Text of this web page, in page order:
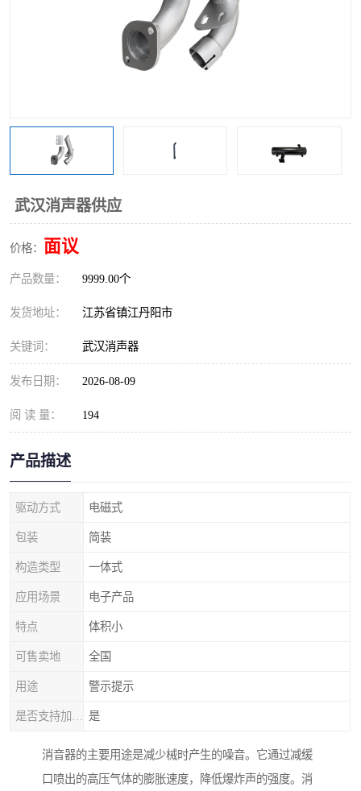
武汉消声器供应
价格： 面议
产品数量： 9999.00个
发货地址： 江苏省镇江丹阳市
关键词： 武汉消声器
发布日期： 2026-08-09
阅 读 量： 194
产品描述
驱动方式 电磁式
包装 简装
构造类型 一体式
应用场景 电子产品
特点 体积小
可售卖地 全国
用途 警示提示
是
消音器的主要用途是减少械时产生的噪音。它通过减缓
口喷出的高压气体的膨胀速度，降低爆炸声的强度。消